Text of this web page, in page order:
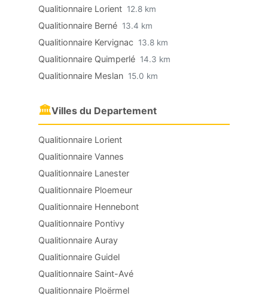
Qualitionnaire Lorient 12.8 km
Qualitionnaire Berné 13.4 km
Qualitionnaire Kervignac 13.8 km
Qualitionnaire Quimperlé 14.3 km
Qualitionnaire Meslan 15.0 km
🏛Villes du Departement
Qualitionnaire Lorient
Qualitionnaire Vannes
Qualitionnaire Lanester
Qualitionnaire Ploemeur
Qualitionnaire Hennebont
Qualitionnaire Pontivy
Qualitionnaire Auray
Qualitionnaire Guidel
Qualitionnaire Saint-Avé
Qualitionnaire Ploërmel